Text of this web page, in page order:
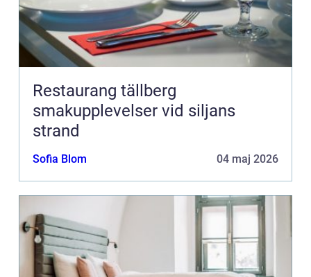
Restaurang tällberg
smakupplevelser vid siljans
strand
Sofia Blom 04 maj 2026